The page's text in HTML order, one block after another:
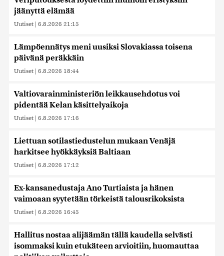
jäänyttä elämää
Uutiset | 6.8.2026 21:15
Lämpöennätys meni uusiksi Slovakiassa toisena
päivänä peräkkäin
Uutiset | 6.8.2026 18:44
Valtiovarainministeriön leikkausehdotus voi
pidentää Kelan käsittelyaikoja
Uutiset | 6.8.2026 17:16
Liettuan sotilastiedustelun mukaan Venäjä
harkitsee hyökkäyksiä Baltiaan
Uutiset | 6.8.2026 17:12
Ex-kansanedustaja Ano Turtiaista ja hänen
vaimoaan syytetään törkeistä talousrikoksista
Uutiset | 6.8.2026 16:45
Hallitus nostaa alijäämän tällä kaudella selvästi
isommaksi kuin etukäteen arvioitiin, huomauttaa